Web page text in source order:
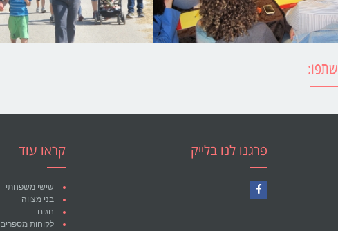
שתפו:
פרגנו לנו בלייק קראו עוד
שישי משפחתי
בני מצווה
חגים
לקוחות מספרים